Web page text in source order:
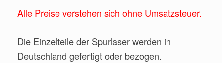
Alle Preise verstehen sich ohne Umsatzsteuer.
Die Einzelteile der Spurlaser werden in
Deutschland gefertigt oder bezogen.